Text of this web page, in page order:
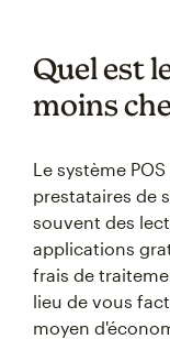
Quel est
moins
Le système
prestataires de
souvent des
applications
frais de
lieu de vous
moyen